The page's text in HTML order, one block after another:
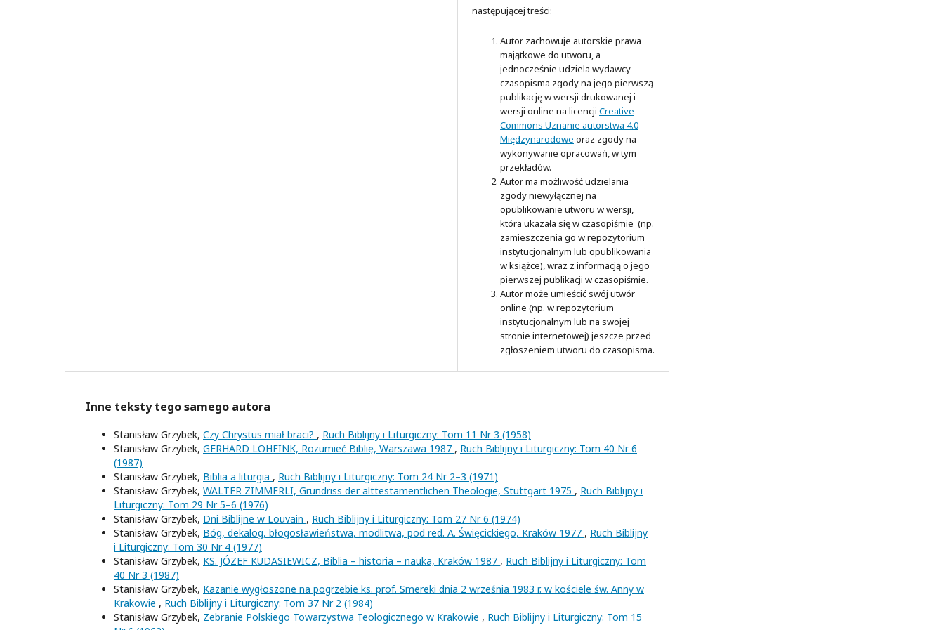
następującej treści:
Autor zachowuje autorskie prawa
majątkowe do utworu, a
jednocześnie udziela wydawcy
czasopisma zgody na jego pierwszą
publikację w wersji drukowanej i
wersji online na licencji Creative
Commons Uznanie autorstwa 4.0
Międzynarodowe oraz zgody na
wykonywanie opracowań, w tym
przekładów.
Autor ma możliwość udzielania
zgody niewyłącznej na
opublikowanie utworu w wersji,
która ukazała się w czasopiśmie (np.
zamieszczenia go w repozytorium
instytucjonalnym lub opublikowania
w książce), wraz z informacją o jego
pierwszej publikacji w czasopiśmie.
Autor może umieścić swój utwór
online (np. w repozytorium
instytucjonalnym lub na swojej
stronie internetowej) jeszcze przed
zgłoszeniem utworu do czasopisma.
Inne teksty tego samego autora
Stanisław Grzybek, Czy Chrystus miał braci? , Ruch Biblijny i Liturgiczny: Tom 11 Nr 3 (1958)
Stanisław Grzybek, GERHARD LOHFINK, Rozumieć Biblię, Warszawa 1987 , Ruch Biblijny i Liturgiczny: Tom 40 Nr 6
(1987)
Stanisław Grzybek, Biblia a liturgia , Ruch Biblijny i Liturgiczny: Tom 24 Nr 2–3 (1971)
Stanisław Grzybek, WALTER ZIMMERLI, Grundriss der alttestamentlichen Theologie, Stuttgart 1975 , Ruch Biblijny i
Liturgiczny: Tom 29 Nr 5–6 (1976)
Stanisław Grzybek, Dni Biblijne w Louvain , Ruch Biblijny i Liturgiczny: Tom 27 Nr 6 (1974)
Stanisław Grzybek, Bóg, dekalog, błogosławieństwa, modlitwa, pod red. A. Święcickiego, Kraków 1977 , Ruch Biblijny
i Liturgiczny: Tom 30 Nr 4 (1977)
Stanisław Grzybek, KS. JÓZEF KUDASIEWICZ, Biblia – historia – nauka, Kraków 1987 , Ruch Biblijny i Liturgiczny: Tom
40 Nr 3 (1987)
Stanisław Grzybek, Kazanie wygłoszone na pogrzebie ks. prof. Smereki dnia 2 września 1983 r. w kościele św. Anny w
Krakowie , Ruch Biblijny i Liturgiczny: Tom 37 Nr 2 (1984)
Stanisław Grzybek, Zebranie Polskiego Towarzystwa Teologicznego w Krakowie , Ruch Biblijny i Liturgiczny: Tom 15